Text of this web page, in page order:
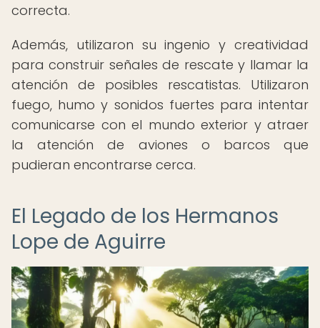
correcta.
Además, utilizaron su ingenio y creatividad
para construir señales de rescate y llamar la
atención de posibles rescatistas. Utilizaron
fuego, humo y sonidos fuertes para intentar
comunicarse con el mundo exterior y atraer
la atención de aviones o barcos que
pudieran encontrarse cerca.
El Legado de los Hermanos
Lope de Aguirre